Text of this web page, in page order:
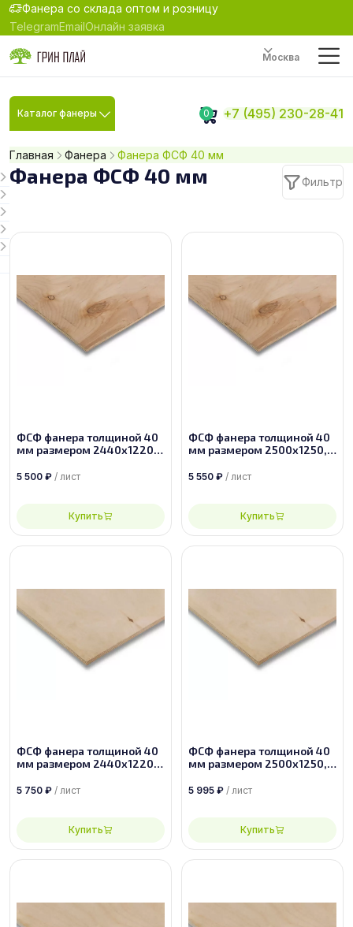
Фанера со склада оптом и розницу
TelegramEmailОнлайн заявка
Москва
Каталог фанеры 0 +7 (495) 230-28-41
Главная Фанера Фанера ФСФ 40 мм
Фанера ФСФ 40 мм Фильтр
ФСФ фанера толщиной 40
мм размером 2440х1220,
5 500 ₽ / лист
Купить
ФСФ фанера толщиной 40
мм размером 2500х1250,
5 550 ₽ / лист
Купить
ФСФ фанера толщиной 40
мм размером 2440х1220,
5 750 ₽ / лист
Купить
ФСФ фанера толщиной 40
мм размером 2500х1250,
5 995 ₽ / лист
Купить